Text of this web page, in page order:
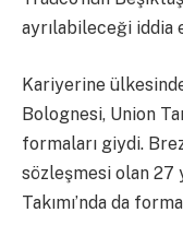
ayrılabileceği iddia
Kariyerine
Bolognesi, Union
formaları giydi.
sözleşmesi olan 27
Takımı’nda da